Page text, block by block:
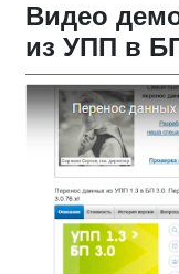
Видео
из УПП в